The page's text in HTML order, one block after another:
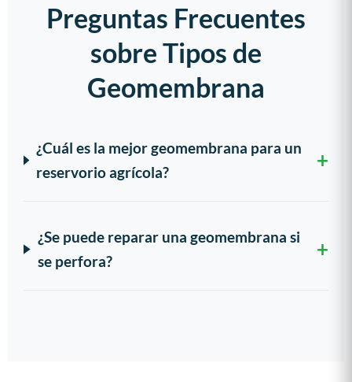
Preguntas Frecuentes
sobre Tipos de
Geomembrana
¿Cuál es la mejor geomembrana para un
reservorio agrícola?
¿Se puede reparar una geomembrana si
se perfora?